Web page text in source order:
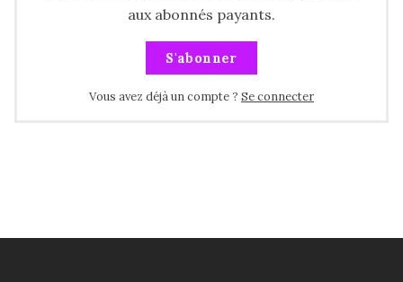
aux abonnés payants.
S'abonner
Vous avez déjà un compte ? Se connecter